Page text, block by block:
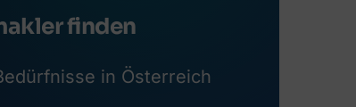
finden
in Österreich